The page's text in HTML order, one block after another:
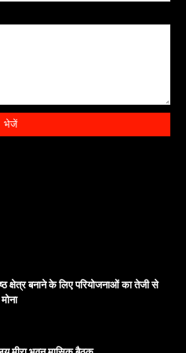
क्षेत्र बनाने के लिए परियोजनाओं का तेजी से